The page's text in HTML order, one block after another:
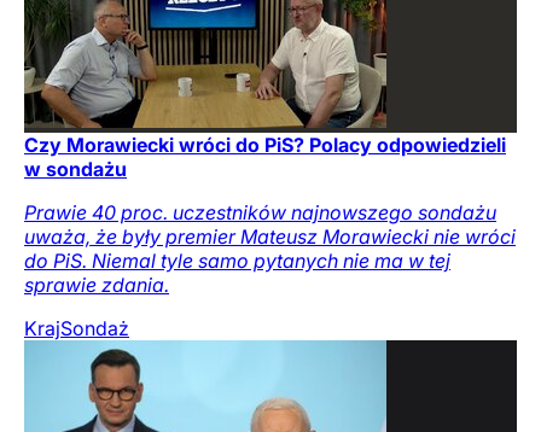
Czy Morawiecki wróci do PiS? Polacy odpowiedzieli
w sondażu
Prawie 40 proc. uczestników najnowszego sondażu
uważa, że były premier Mateusz Morawiecki nie wróci
do PiS. Niemal tyle samo pytanych nie ma w tej
sprawie zdania.
KrajSondaż